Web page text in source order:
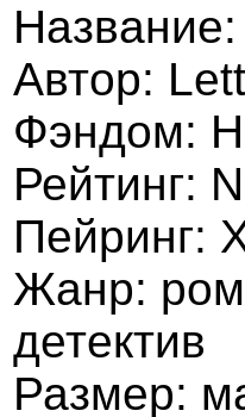
Автор:
Фэндом:
Рейтинг:
Пейринг:
Жанр:
детектив
Размер: